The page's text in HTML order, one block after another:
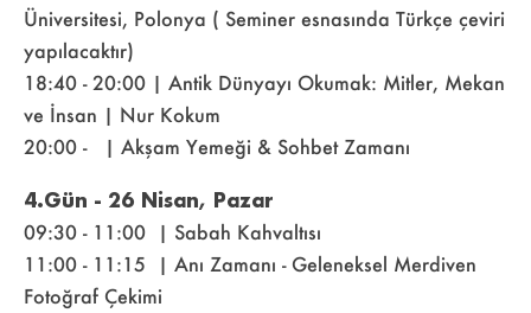
Üniversitesi, Polonya ( Seminer esnasında Türkçe çeviri
yapılacaktır)
18:40 - 20:00 | Antik Dünyayı Okumak: Mitler, Mekan
ve İnsan | Nur Kokum
20:00 - | Akşam Yemeği & Sohbet Zamanı
4.Gün - 26 Nisan, Pazar
09:30 - 11:00 | Sabah Kahvaltısı
11:00 - 11:15 | Anı Zamanı - Geleneksel Merdiven
Fotoğraf Çekimi